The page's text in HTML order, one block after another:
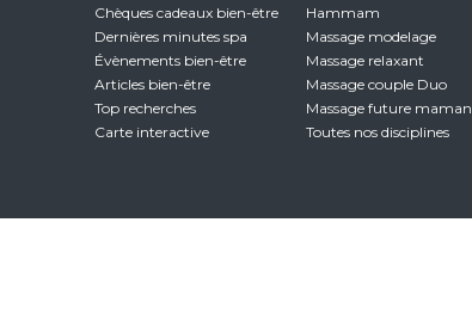
Chèques cadeaux bien-être
Dernières minutes spa
Évènements bien-être
Articles bien-être
Top recherches
Carte interactive
Hammam
Massage modelage
Massage relaxant
Massage couple Duo
Massage future maman
Toutes nos disciplines